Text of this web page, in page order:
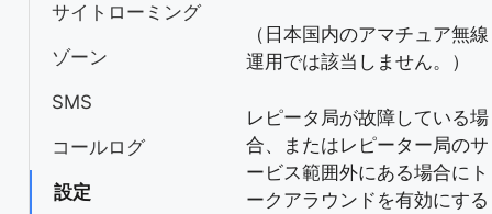
サイトローミング
ゾーン
SMS
コールログ
設定
（日本国内のアマチュア無線
運用では該当しません。）
レピータ局が故障している場
合、またはレピーター局のサ
ービス範囲外にある場合にト
ークアラウンドを有効にする